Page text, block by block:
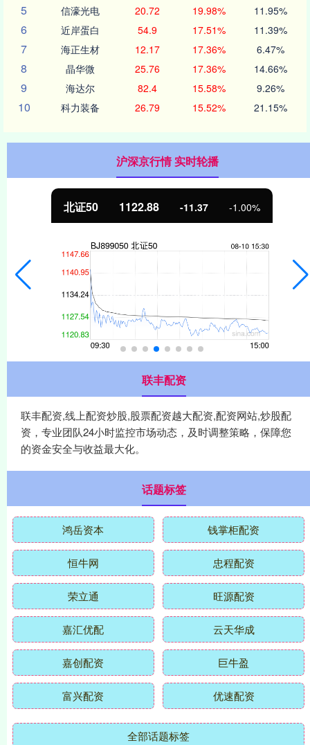
5 信濠光电 20.72 19.98% 11.95%
6 近岸蛋白 54.9 17.51% 11.39%
7 海正生材 12.17 17.36% 6.47%
8 晶华微 25.76 17.36% 14.66%
9 海达尔 82.4 15.58% 9.26%
10 科力装备 26.79 15.52% 21.15%
沪深京行情 实时轮播
北证50 1122.88 -11.37 -1.00%
联丰配资
联丰配资,线上配资炒股,股票配资越大配资,配资网站,炒股配
资，专业团队24小时监控市场动态，及时调整策略，保障您
的资金安全与收益最大化。
话题标签
鸿岳资本 钱掌柜配资
恒牛网 忠程配资
荣立通 旺源配资
嘉汇优配 云天华成
嘉创配资 巨牛盈
富兴配资 优速配资
全部话题标签